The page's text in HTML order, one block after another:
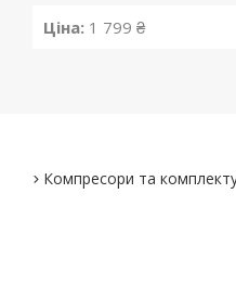
Ціна: 1 799 ₴
Компресори та